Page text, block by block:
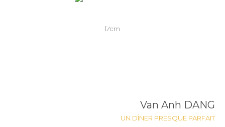
[/cm
Van Anh DANG
UN DÎNER PRESQUE PARFAIT